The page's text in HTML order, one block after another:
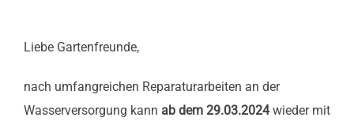
Liebe Gartenfreunde,
nach umfangreichen Reparaturarbeiten an der
Wasserversorgung kann ab dem 29.03.2024wieder mit